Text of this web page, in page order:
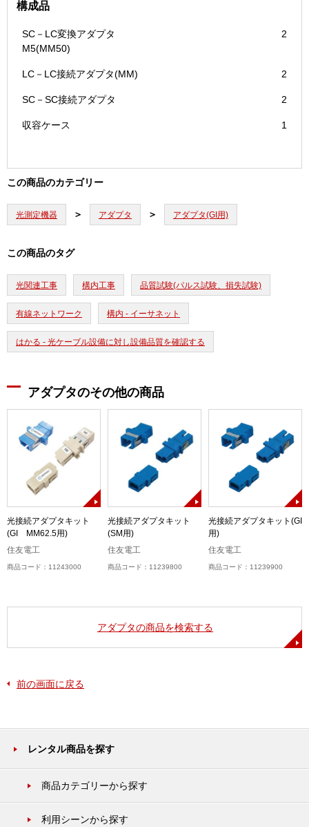
構成品
SC－LC変換アダプタ
M5(MM50)
2
LC－LC接続アダプタ(MM) 2
SC－SC接続アダプタ 2
収容ケース 1
この商品のカテゴリー
光測定機器 アダプタ アダプタ(GI用)
この商品のタグ
光関連工事 構内工事 品質試験(パルス試験、損失試験)
有線ネットワーク 構内 - イーサネット
はかる - 光ケーブル設備に対し設備品質を確認する
アダプタのその他の商品
光接続アダプタキット
(GI MM62.5用)
住友電工
商品コード：11243000
光接続アダプタキット
(SM用)
住友電工
商品コード：11239800
光接続アダプタキット(GI
用)
住友電工
商品コード：11239900
アダプタの商品を検索する
前の画面に戻る
レンタル商品を探す
商品カテゴリーから探す
利用シーンから探す